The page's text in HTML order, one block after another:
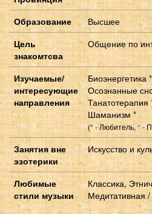
Образование
Высшее
Цель
знакомтсва
Общение по
Изучаемые/
интересующие
направления
Биоэнергетика *
Осознанные
Танатотерапия
Шаманизм *
(*- Любитель, *-
Занятия вне
эзотерики
Искусство и
Любимые
стили музыки
Классика,
Медитативная